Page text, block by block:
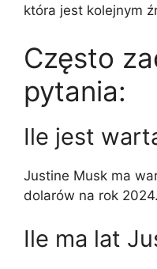
która jest kolejnym
Często
pytania:
Ile jest
Justine Musk ma
dolarów na rok 2024.
Ile ma lat